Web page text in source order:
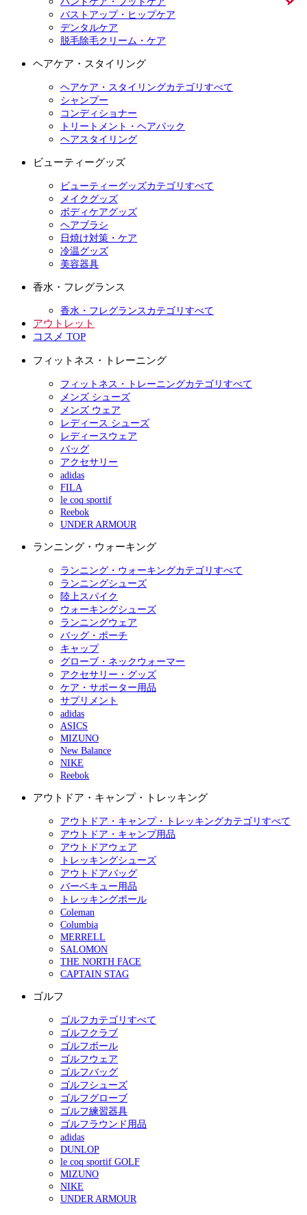
バストアップ・ヒップケア
デンタルケア
脱毛除毛クリーム・ケア
ヘアケア・スタイリング
ヘアケア・スタイリングカテゴリすべて
シャンプー
コンディショナー
トリートメント・ヘアパック
ヘアスタイリング
ビューティーグッズ
ビューティーグッズカテゴリすべて
メイクグッズ
ボディケアグッズ
ヘアブラシ
日焼け対策・ケア
冷温グッズ
美容器具
香水・フレグランス
香水・フレグランスカテゴリすべて
アウトレット
コスメ TOP
フィットネス・トレーニング
フィットネス・トレーニングカテゴリすべて
メンズ シューズ
メンズ ウェア
レディース シューズ
レディースウェア
バッグ
アクセサリー
adidas
FILA
le coq sportif
Reebok
UNDER ARMOUR
ランニング・ウォーキング
ランニング・ウォーキングカテゴリすべて
ランニングシューズ
陸上スパイク
ウォーキングシューズ
ランニングウェア
バッグ・ポーチ
キャップ
グローブ・ネックウォーマー
アクセサリー・グッズ
ケア・サポーター用品
サプリメント
adidas
ASICS
MIZUNO
New Balance
NIKE
Reebok
アウトドア・キャンプ・トレッキング
アウトドア・キャンプ・トレッキングカテゴリすべて
アウトドア・キャンプ用品
アウトドアウェア
トレッキングシューズ
アウトドアバッグ
バーベキュー用品
トレッキングポール
Coleman
Columbia
MERRELL
SALOMON
THE NORTH FACE
CAPTAIN STAG
ゴルフ
ゴルフカテゴリすべて
ゴルフクラブ
ゴルフボール
ゴルフウェア
ゴルフバッグ
ゴルフシューズ
ゴルフグローブ
ゴルフ練習器具
ゴルフラウンド用品
adidas
DUNLOP
le coq sportif GOLF
MIZUNO
NIKE
UNDER ARMOUR